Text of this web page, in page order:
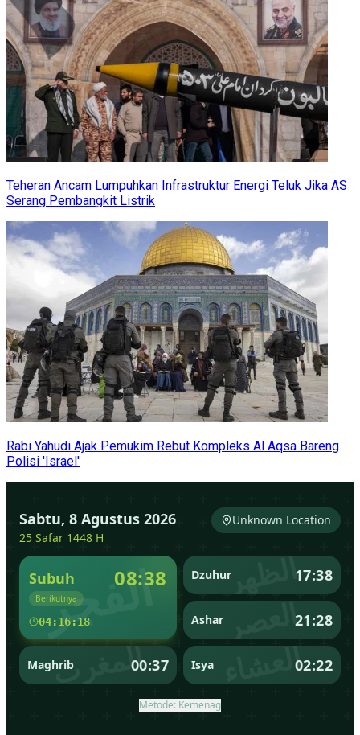
Teheran Ancam Lumpuhkan Infrastruktur Energi Teluk Jika AS
Serang Pembangkit Listrik
Rabi Yahudi Ajak Pemukim Rebut Kompleks Al Aqsa Bareng
Polisi 'Israel'